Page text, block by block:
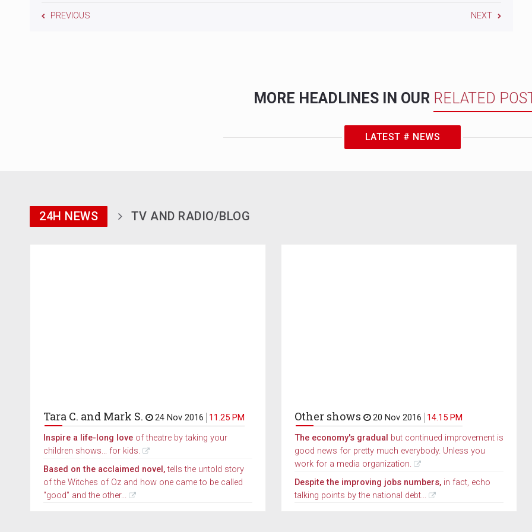
PREVIOUS NEXT
MORE HEADLINES IN OUR RELATED
LATEST # NEWS
24H NEWS TV AND RADIO/BLOG
Tara C. and Mark S. 24 Nov 2016
11.25 PM
Inspire a life-long love of theatre by taking your
children shows... for kids.
Based on the acclaimed novel,tells the untold story
of the Witches of Oz and how one came to be called
"good" and the other...
Other shows 20 Nov 2016
14.15 PM
The economy's gradual but continued improvement is
good news for pretty much everybody. Unless you
work for a media organization.
Despite the improving jobs numbers,in fact, echo
talking points by the national debt...